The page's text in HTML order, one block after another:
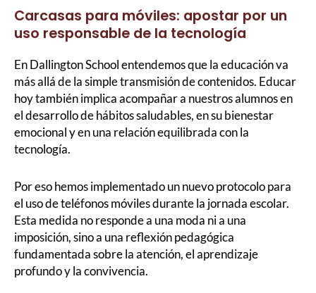
Carcasas para móviles: apostar por un
uso responsable de la tecnología
En Dallington School entendemos que la educación va
más allá de la simple transmisión de contenidos. Educar
hoy también implica acompañar a nuestros alumnos en
el desarrollo de hábitos saludables, en su bienestar
emocional y en una relación equilibrada con la
tecnología.
Por eso hemos implementado un nuevo protocolo para
el uso de teléfonos móviles durante la jornada escolar.
Esta medida no responde a una moda ni a una
imposición, sino a una reflexión pedagógica
fundamentada sobre la atención, el aprendizaje
profundo y la convivencia.